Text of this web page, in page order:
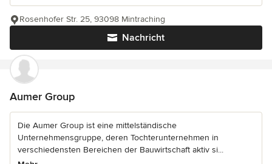
Nachricht
Rosenhofer Str. 25, 93098 Mintraching
Aumer Group
Die Aumer Group ist eine mittelständische
Unternehmensgruppe, deren Tochterunternehmen in
verschiedensten Bereichen der Bauwirtschaft aktiv si...